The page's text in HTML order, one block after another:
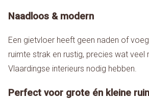
Naadloos & modern
Een gietvloer heeft geen naden of
ruimte strak en rustig, precies wat veel
Vlaardingse interieurs nodig hebben.
Perfect voor grote én kleine